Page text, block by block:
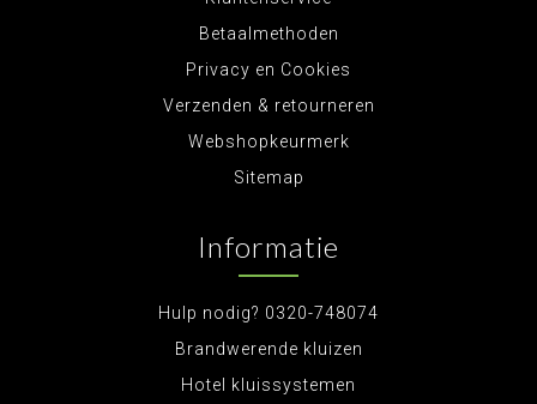
Betaalmethoden
Privacy en Cookies
Verzenden & retourneren
Webshopkeurmerk
Sitemap
Informatie
Hulp nodig? 0320-748074
Brandwerende kluizen
Hotel kluissystemen